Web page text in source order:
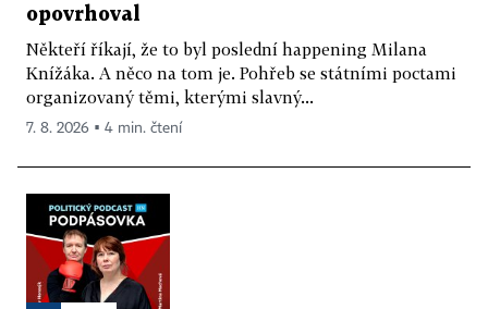
opovrhoval
Někteří říkají, že to byl poslední happening Milana
Knížáka. A něco na tom je. Pohřeb se státními poctami
organizovaný těmi, kterými slavný...
7. 8. 2026 ▪ 4 min. čtení